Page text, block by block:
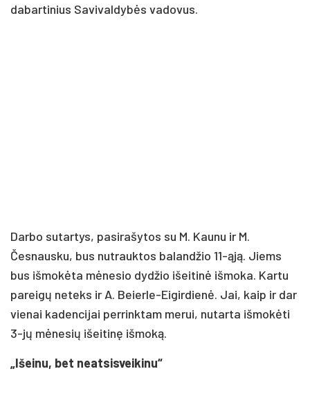
dabartinius Savivaldybės vadovus.
Darbo sutartys, pasirašytos su M. Kaunu ir M.
Česnausku, bus nutrauktos balandžio 11-ąją. Jiems
bus išmokėta mėnesio dydžio išeitinė išmoka. Kartu
pareigų neteks ir A. Beierle-Eigirdienė. Jai, kaip ir dar
vienai kadencijai perrinktam merui, nutarta išmokėti
3-jų mėnesių išeitinę išmoką.
„Išeinu, bet neatsisveikinu“